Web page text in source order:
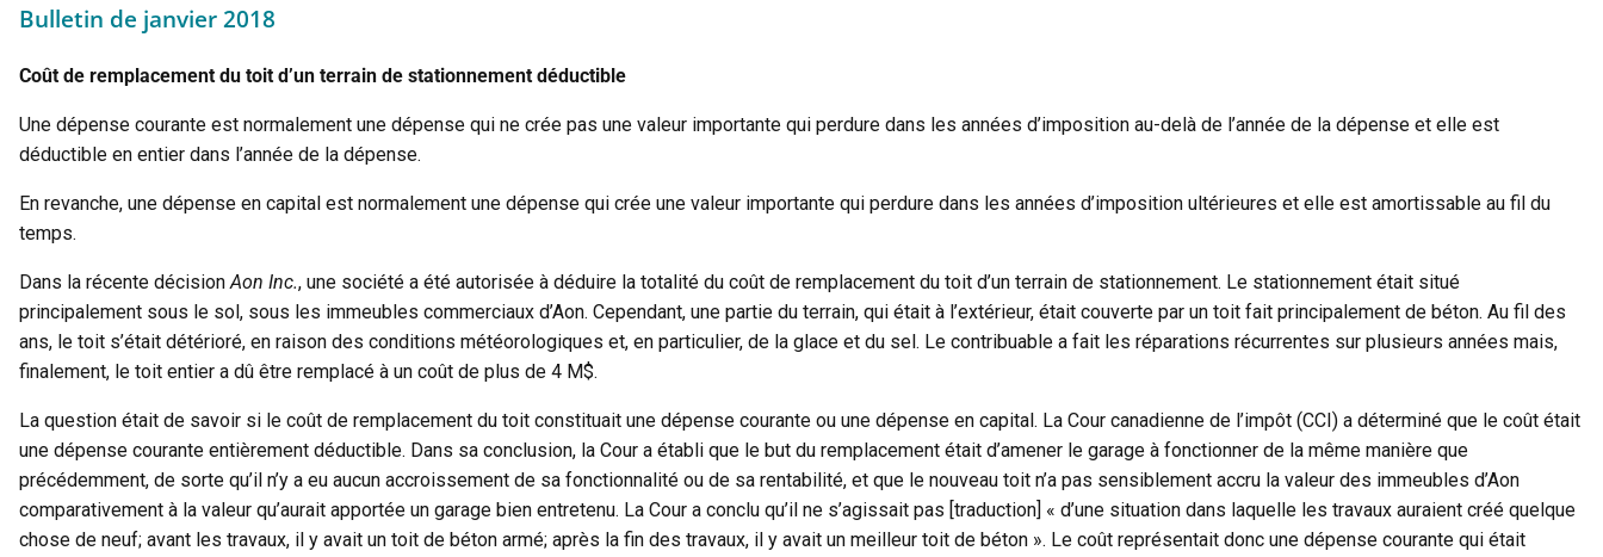
Bulletin de janvier 2018
Coût de remplacement du toit d’un terrain de stationnement déductible
Une dépense courante est normalement une dépense qui ne crée pas une valeur importante qui perdure dans les années d’imposition au-delà de l’année de la dépense et elle est
déductible en entier dans l’année de la dépense.
En revanche, une dépense en capital est normalement une dépense qui crée une valeur importante qui perdure dans les années d’imposition ultérieures et elle est amortissable au fil du
temps.
Dans la récente décisionAon Inc., une société a été autorisée à déduire la totalité du coût de remplacement du toit d’un terrain de stationnement. Le stationnement était situé
principalement sous le sol, sous les immeubles commerciaux d’Aon. Cependant, une partie du terrain, qui était à l’extérieur, était couverte par un toit fait principalement de béton. Au fil des
ans, le toit s’était détérioré, en raison des conditions météorologiques et, en particulier, de la glace et du sel. Le contribuable a fait les réparations récurrentes sur plusieurs années mais,
finalement, le toit entier a dû être remplacé à un coût de plus de 4 M$.
La question était de savoir si le coût de remplacement du toit constituait une dépense courante ou une dépense en capital. La Cour canadienne de l’impôt (CCI) a déterminé que le coût était
une dépense courante entièrement déductible. Dans sa conclusion, la Cour a établi que le but du remplacement était d’amener le garage à fonctionner de la même manière que
précédemment, de sorte qu’il n’y a eu aucun accroissement de sa fonctionnalité ou de sa rentabilité, et que le nouveau toit n’a pas sensiblement accru la valeur des immeubles d’Aon
comparativement à la valeur qu’aurait apportée un garage bien entretenu. La Cour a conclu qu’il ne s’agissait pas [traduction] « d’une situation dans laquelle les travaux auraient créé quelque
chose de neuf; avant les travaux, il y avait un toit de béton armé; après la fin des travaux, il y avait un meilleur toit de béton ». Le coût représentait donc une dépense courante qui était